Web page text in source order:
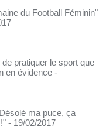
du Football Féminin"
pratiquer le sport que
en évidence -
ma puce, ça
- 19/02/2017